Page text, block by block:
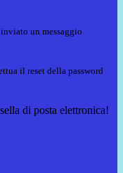
un messaggio
il reset della password
di posta elettronica!